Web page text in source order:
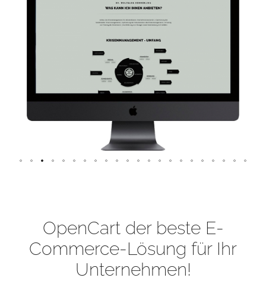
OpenCart der beste E-
Commerce-Lösung für Ihr
Unternehmen!